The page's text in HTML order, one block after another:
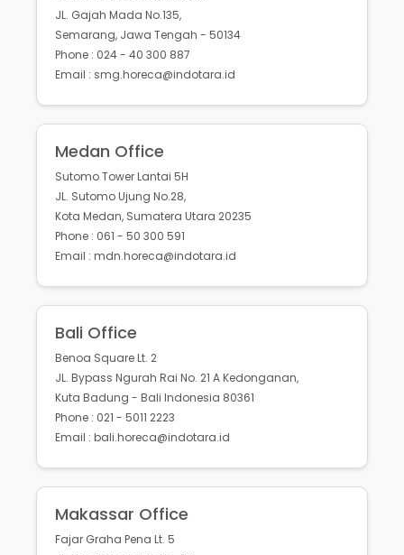
JL. Gajah Mada No.135,
Semarang, Jawa Tengah - 50134
Phone : 024 - 40 300 887
Email : smg.horeca@indotara.id
Medan Office
Sutomo Tower Lantai 5H
JL. Sutomo Ujung No.28,
Kota Medan, Sumatera Utara 20235
Phone : 061 - 50 300 591
Email : mdn.horeca@indotara.id
Bali Office
Benoa Square Lt. 2
JL. Bypass Ngurah Rai No. 21 A Kedonganan,
Kuta Badung - Bali Indonesia 80361
Phone : 021 - 5011 2223
Email : bali.horeca@indotara.id
Makassar Office
Fajar Graha Pena Lt. 5